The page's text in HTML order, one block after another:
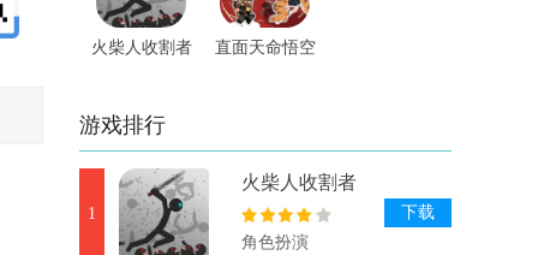
火柴人收割者
直面天命悟空
游戏排行
1
火柴人收割者
内置修改器手
游
角色扮演
下载